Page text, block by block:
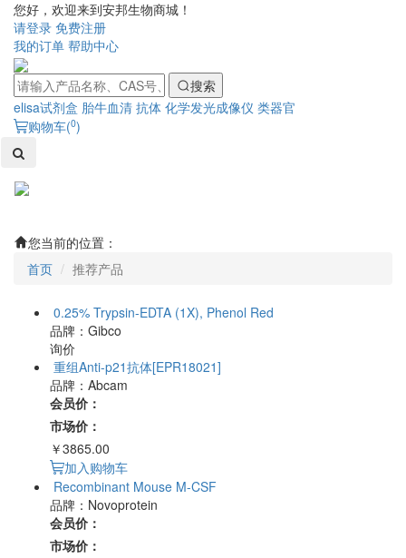
您好，欢迎来到安邦生物商城！
请登录 免费注册
我的订单 帮助中心
搜索
elisa试剂盒 胎牛血清 抗体 化学发光成像仪 类器官
购物车(0)
您当前的位置：
首页
推荐产品
0.25% Trypsin-EDTA (1X), Phenol Red
品牌：Gibco
询价
重组Anti-p21抗体[EPR18021]
品牌：Abcam
会员价：
市场价：
￥3865.00
加入购物车
Recombinant Mouse M-CSF
品牌：Novoprotein
会员价：
市场价：